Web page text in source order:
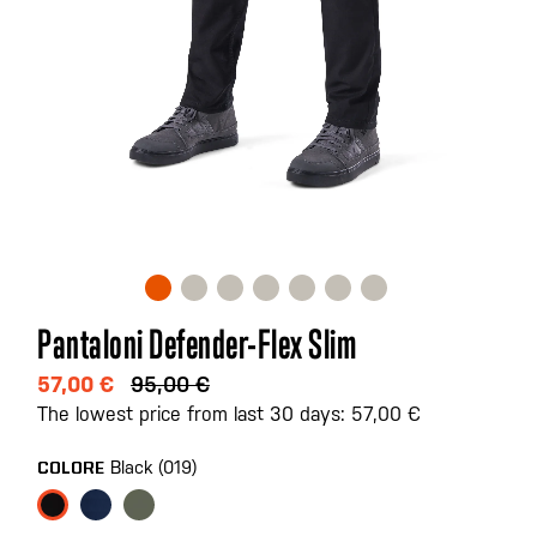
Vai
all'inizio
della
galleria
immagini
Pantaloni Defender-Flex Slim
57,00 € 95,00 €
The lowest price from last 30 days: 57,00 €
COLORE Black (019)